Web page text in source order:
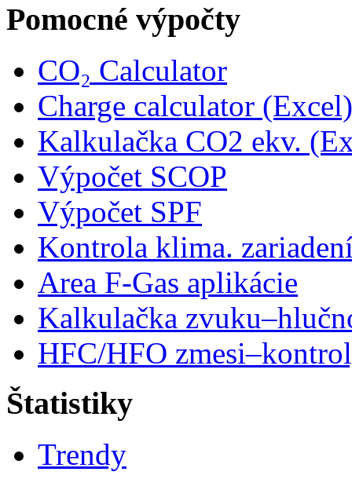
Pomocné výpočty
CO₂ Calculator
Charge calculator (Excel)
Kalkulačka CO2 ekv.
Výpočet SCOP
Výpočet SPF
Kontrola klima.
Area F-Gas aplikácie
Kalkulačka
HFC/HFO
Štatistiky
Trendy